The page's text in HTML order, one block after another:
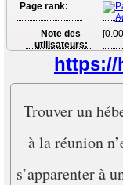
Page rank:
Note des
utilisateurs:
https://
Trouver un
à la réunion
s’apparenter à